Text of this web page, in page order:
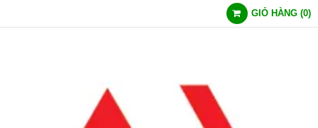
GIỎ HÀNG (0)